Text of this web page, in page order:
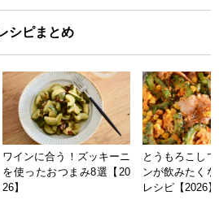
シピまとめ
ワインに合う！ズッキーニ
を使ったおつまみ8選【20
26】
とうもろこし
ンが飲みたく
レシピ【2026】